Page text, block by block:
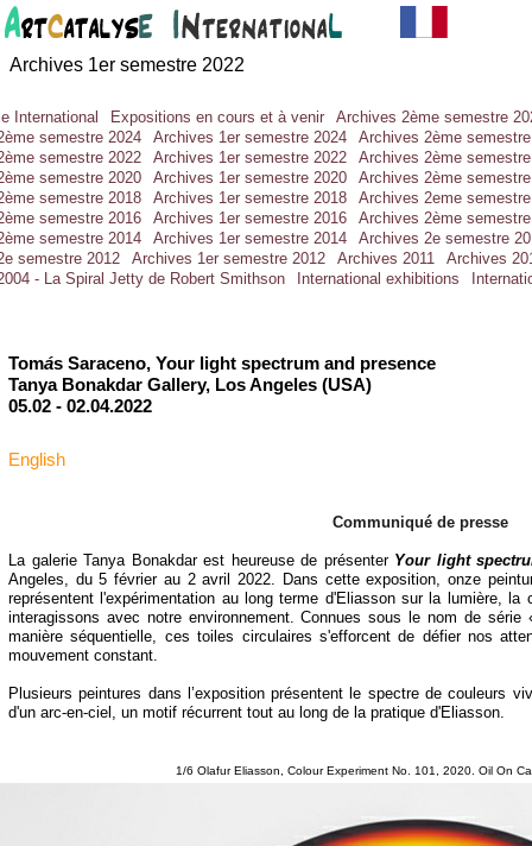
Tomás Saraceno, Your light spectrum and presence
Tanya Bonakdar Gallery, Los Angeles (USA)
05.02 - 02.04.2022
Communiqué de presse
La galerie Tanya Bonakdar est heureuse de présenter Your light
Angeles, du 5 février au 2 avril 2022. Dans cette exposition, onze
représentent l'expérimentation au long terme d'Eliasson sur la lumière,
interagissons avec notre environnement. Connues sous le nom de série
manière séquentielle, ces toiles circulaires s'efforcent de défier nos
mouvement constant.
Plusieurs peintures dans l’exposition présentent le spectre de couleurs
d'un arc-en-ciel, un motif récurrent tout au long de la pratique d'Eliasson.
English
1/6 Olafur Eliasson, Colour Experiment No. 101, 2020. Oil On
Archives 1er semestre 2022
International Expositions en cours et à venir
Archives 2ème semestre
semestre 2024
Archives 1er semestre 2024
Archives 2ème
semestre 2022
Archives 1er semestre 2022
Archives 2ème
semestre 2020
Archives 1er semestre 2020
Archives 2ème
semestre 2018
Archives 1er semestre 2018
Archives 2eme
semestre 2016
Archives 1er semestre 2016
Archives 2ème
semestre 2014
Archives 1er semestre 2014
Archives 2e semestre
semestre 2012
Archives 1er semestre 2012 Archives 2011
Archives
- La Spiral Jetty de Robert Smithson
International exhibitions